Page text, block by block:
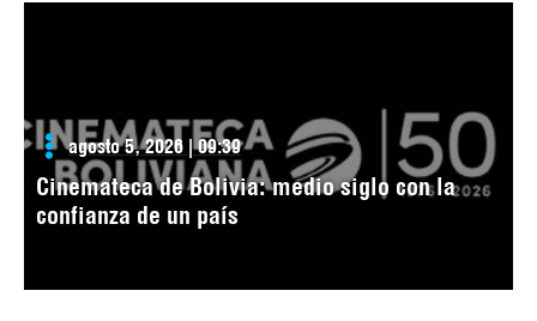
agosto 5, 2026 | 09:39
Cinemateca de Bolivia: medio siglo con la
confianza de un país